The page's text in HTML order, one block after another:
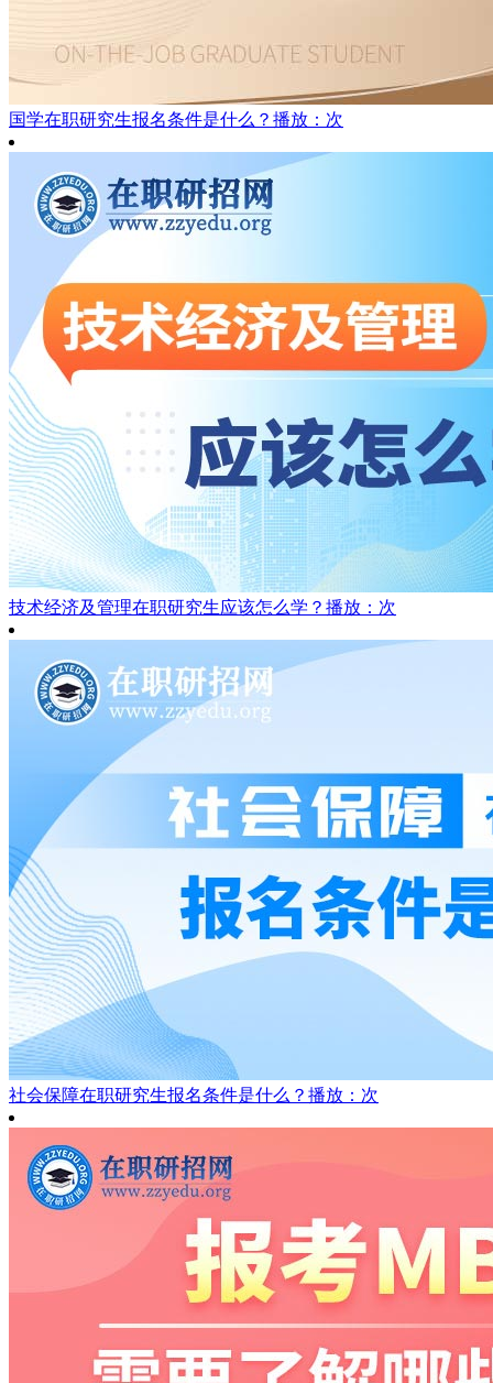
国学在职研究生报名条件是什么？ 播放：次
技术经济及管理在职研究生应该怎么学？ 播放：次
社会保障在职研究生报名条件是什么？ 播放：次